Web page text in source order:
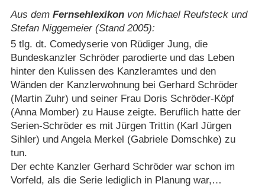
Aus dem Fernsehlexikonvon Michael Reufsteck und
Stefan Niggemeier (Stand 2005):
5 tlg. dt. Comedyserie von Rüdiger Jung, die
Bundeskanzler Schröder parodierte und das Leben
hinter den Kulissen des Kanzleramtes und den
Wänden der Kanzlerwohnung bei Gerhard Schröder
(Martin Zuhr) und seiner Frau Doris Schröder-Köpf
(Anna Momber) zu Hause zeigte. Beruflich hatte der
Serien-Schröder es mit Jürgen Trittin (Karl Jürgen
Sihler) und Angela Merkel (Gabriele Domschke) zu
tun.
Der echte Kanzler Gerhard Schröder war schon im
Vorfeld, als die Serie lediglich in Planung war,